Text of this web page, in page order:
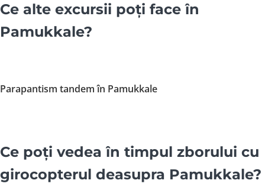
Ce alte excursii poți face în
Pamukkale?
Parapantism tandem în Pamukkale
Ce poți vedea în timpul zborului cu
girocopterul deasupra Pamukkale?